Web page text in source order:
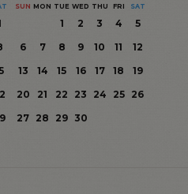
SUN MON TUE WED THU FRI SAT
1 2 3 4
5
6
7 8 9 10 11
12
13
14 15 16 17 18
19
20
21 22 23 24 25
26
27 28 29 30